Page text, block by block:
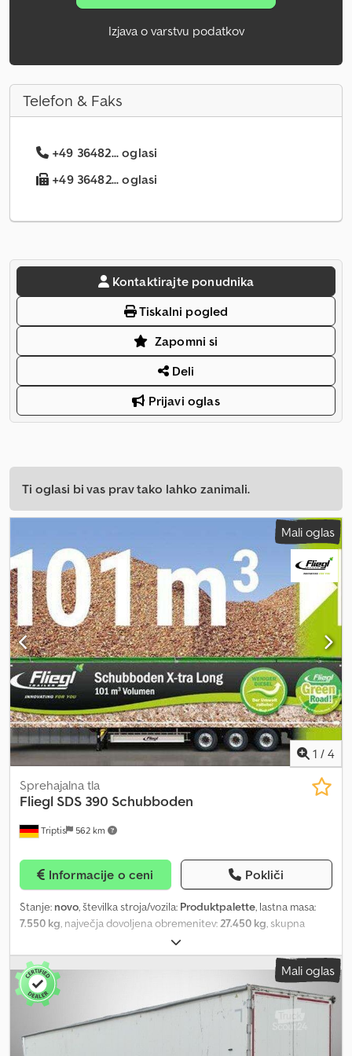
Izjava o varstvu podatkov
Telefon & Faks
+49 36482... oglasi
+49 36482... oglasi
Kontaktirajte ponudnika
Tiskalni pogled
Zapomni si
Deli
Prijavi oglas
Ti oglasi bi vas prav tako lahko zanimali.
Mali oglas
1 / 4
Triptis 562 km
Sprehajalna tla
Fliegl SDS 390 Schubboden
Informacije o ceni Pokliči
Stanje: novo, številka stroja/vozila: Produktpalette, lastna masa:
7.550 kg, največja dovoljena obremenitev:27.450 kg, skupna
, konfiguracija osi:
385/55 r22.5, Rešitev za transport po meri Konfigurirajte svoje
vozilo Fliegl glede na svoje zahteve. Predstavljeno vozilo je primer.
Proizvodnja in oprema potekata individualno po željah stranke.
Podvozje Varjena konstrukcija iz finezrnatega jekla v lahki izvedbi,
do podpornih nog, sedelna plošča z zamenljivim 2-palčnim
kraljevskim zatičem Ob strani v tleh priprava za pritrdilne ušesa
Mali oglas